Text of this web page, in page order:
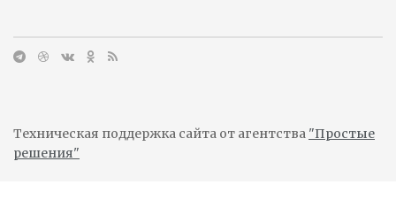
Техническая поддержка сайта от агентства "Простые
решения"